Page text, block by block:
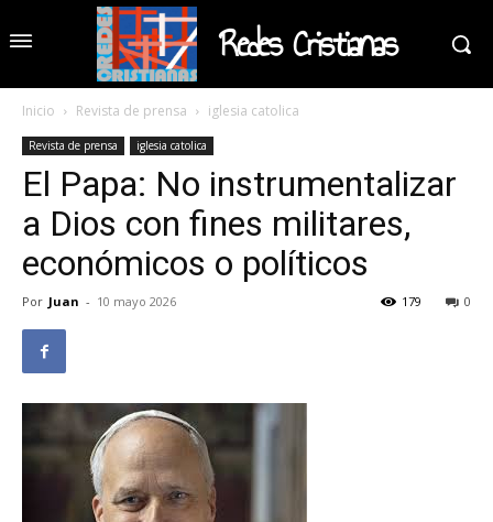
Redes Cristianas
Inicio Revista de prensa iglesia catolica
Revista de prensa iglesia catolica
El Papa: No instrumentalizar
a Dios con fines militares,
económicos o políticos
Por Juan - 10 mayo 2026 0
179